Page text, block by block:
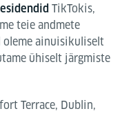
TikTokis,
teie andmete
oleme ainuisikuliselt
ühiselt järgmiste
Terrace, Dublin,